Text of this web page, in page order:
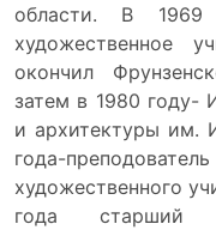
области. В 1969
художественное
окончил
затем в 1980 году-
и архитектуры им.
года-
художественного
года старший